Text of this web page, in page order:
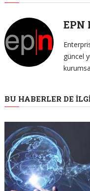
EPN
güncel
BU HABERLER DE